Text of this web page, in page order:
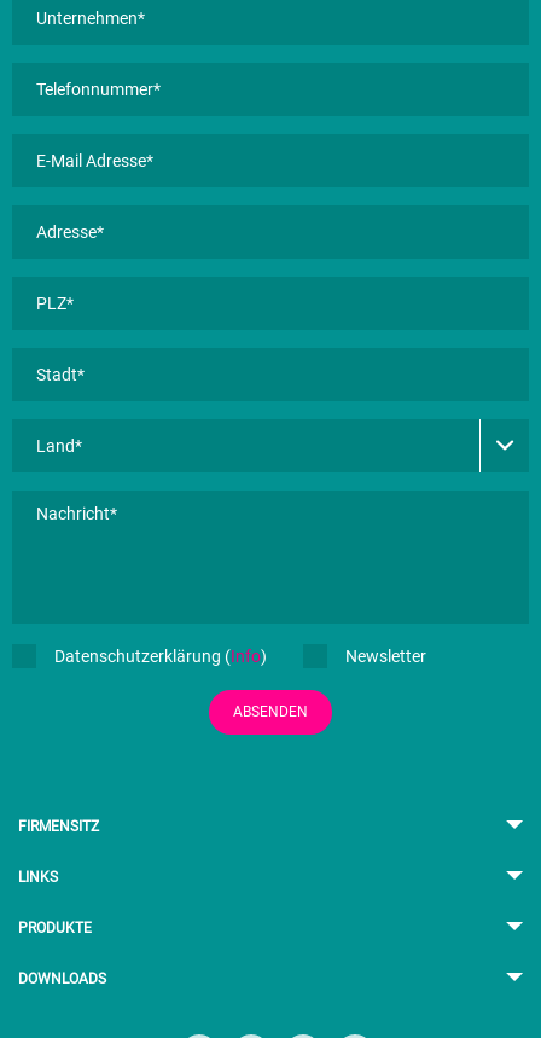
Datenschutzerklärung (Info) Newsletter
ABSENDEN
FIRMENSITZ
LINKS
PRODUKTE
DOWNLOADS